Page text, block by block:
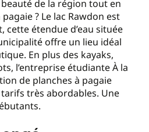
de la région tout en
? Le lac Rawdon est
cette étendue d’eau située
offre un lieu idéal
En plus des kayaks,
l’entreprise étudiante À la
de planches à pagaie
très abordables. Une